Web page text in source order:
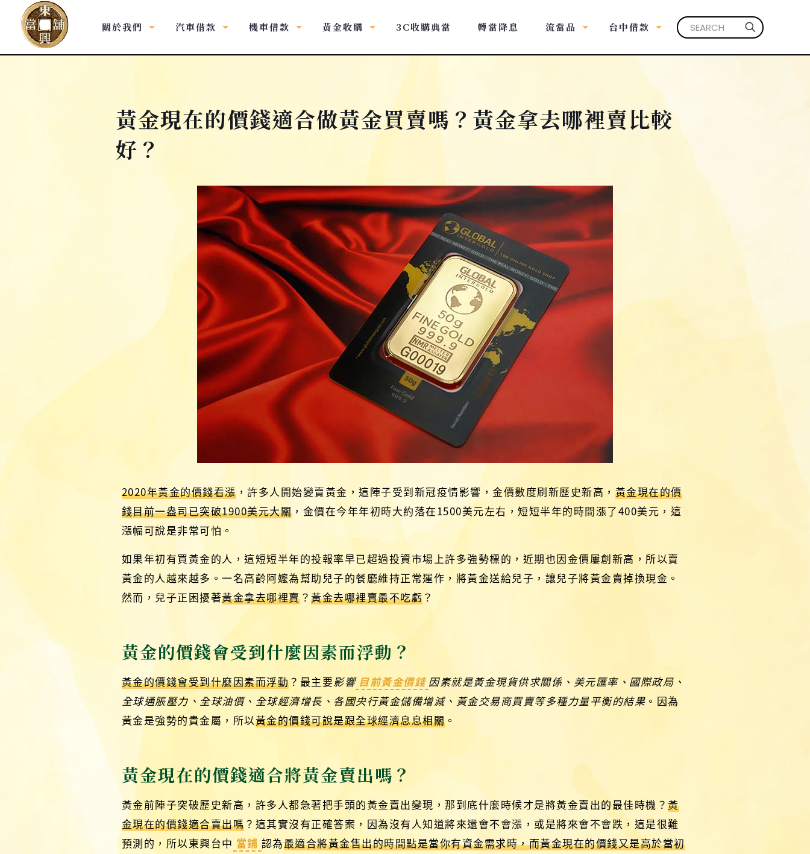
關於我們 汽車借款 機車借款 黃金收購 3C收購典當 轉當降息 流當品 台中借款
黃金現在的價錢適合做黃金買賣嗎？黃金拿去哪裡賣比較
好？
2020年黃金的價錢看漲，許多人開始變賣黃金，這陣子受到新冠疫情影響，金價數度刷新歷史新高， 黃金現在的價
錢目前一盎司已突破1900美元大關 ，金價在今年年初時大約落在1500美元左右，短短半年的時間漲了400美元，這
漲幅可說是非常可怕。
如果年初有買黃金的人，這短短半年的投報率早已超過投資市場上許多強勢標的，近期也因金價屢創新高，所以賣
黃金的人越來越多。一名高齡阿嬤為幫助兒子的餐廳維持正常運作，將黃金送給兒子，讓兒子將黃金賣掉換現金。
然而，兒子正困擾著黃金拿去哪裡賣？黃金去哪裡賣最不吃虧？
黃金的價錢會受到什麼因素而浮動？
黃金的價錢會受到什麼因素而浮動？最主要影響 目前黃金價錢 因素就是黃金現貨供求關係、美元匯率、國際政局、
全球通脹壓力、全球油價、全球經濟增長、各國央行黃金儲備增減、黃金交易商買賣等多種力量平衡的結果 。因為
黃金是強勢的貴金屬，所以黃金的價錢可說是跟全球經濟息息相關 。
黃金現在的價錢適合將黃金賣出嗎？
黃金前陣子突破歷史新高，許多人都急著把手頭的黃金賣出變現，那到底什麼時候才是將黃金賣出的最佳時機？黃
金現在的價錢適合賣出嗎？這其實沒有正確答案，因為沒有人知道將來還會不會漲，或是將來會不會跌，這是很難
預測的，所以東興台中 當鋪 認為最適合將黃金售出的時間點是當你有資金需求時，而黃金現在的價錢又是高於當初